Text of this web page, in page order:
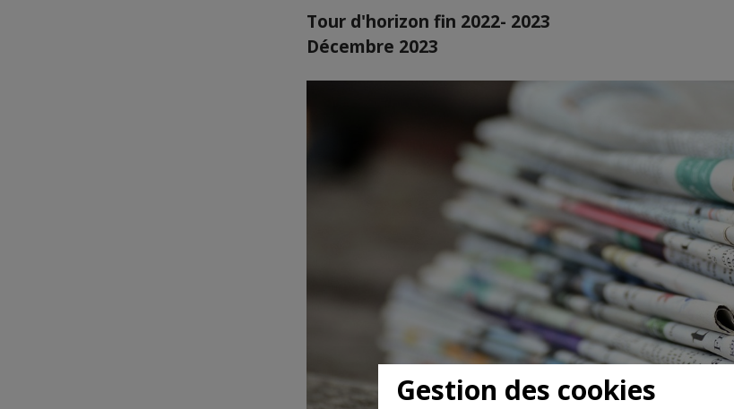
Tour d'horizon fin 2022- 2023
Décembre 2023
Gestion des cookies